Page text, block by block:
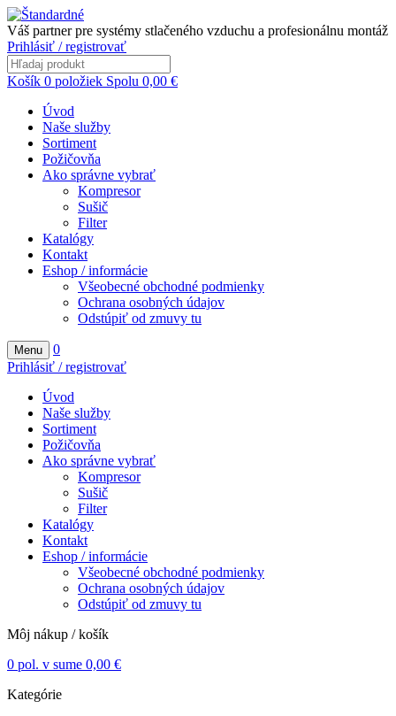
Váš partner pre systémy stlačeného vzduchu a profesionálnu montáž
Prihlásiť / registrovať
Košík 0 položiek Spolu 0,00 €
Úvod
Naše služby
Sortiment
Požičovňa
Ako správne vybrať
Kompresor
Sušič
Filter
Katalógy
Kontakt
Eshop / informácie
Všeobecné obchodné podmienky
Ochrana osobných údajov
Odstúpiť od zmuvy tu
Menu
0
Prihlásiť / registrovať
Úvod
Naše služby
Sortiment
Požičovňa
Ako správne vybrať
Kompresor
Sušič
Filter
Katalógy
Kontakt
Eshop / informácie
Všeobecné obchodné podmienky
Ochrana osobných údajov
Odstúpiť od zmuvy tu
Môj nákup / košík
0 pol. v sume 0,00 €
Kategórie